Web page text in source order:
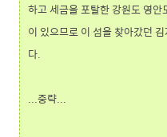
하고 세금을 포탈한 강원도 영
이 있으므로 이 섬을 찾아갔던
다.
...중략...